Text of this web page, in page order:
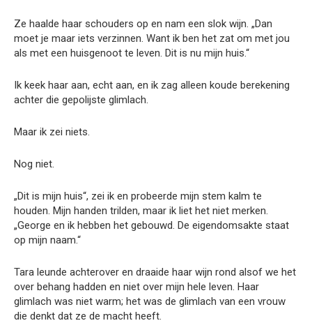
Ze haalde haar schouders op en nam een slok wijn. „Dan
moet je maar iets verzinnen. Want ik ben het zat om met jou
als met een huisgenoot te leven. Dit is nu mijn huis.“
Ik keek haar aan, echt aan, en ik zag alleen koude berekening
achter die gepolijste glimlach.
Maar ik zei niets.
Nog niet.
„Dit is mijn huis“, zei ik en probeerde mijn stem kalm te
houden. Mijn handen trilden, maar ik liet het niet merken.
„George en ik hebben het gebouwd. De eigendomsakte staat
op mijn naam.“
Tara leunde achterover en draaide haar wijn rond alsof we het
over behang hadden en niet over mijn hele leven. Haar
glimlach was niet warm; het was de glimlach van een vrouw
die denkt dat ze de macht heeft.